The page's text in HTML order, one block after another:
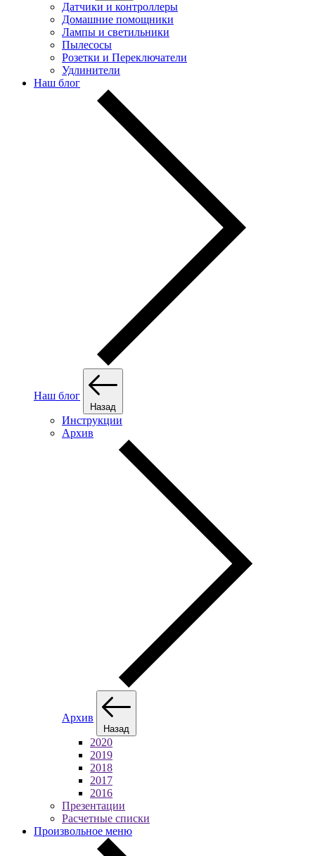
Датчики и контроллеры
Домашние помощники
Лампы и светильники
Пылесосы
Розетки и Переключатели
Удлинители
Наш блог
Наш блог
Назад
Инструкции
Архив
Архив
Назад
2020
2019
2018
2017
2016
Презентации
Расчетные списки
Произвольное меню